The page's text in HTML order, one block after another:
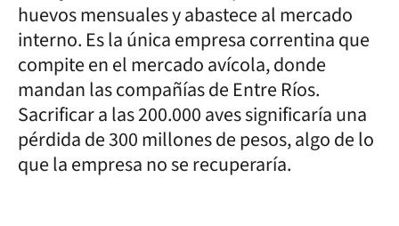
huevos mensuales y abastece al mercado
interno. Es la única empresa correntina que
compite en el mercado avícola, donde
mandan las compañías de Entre Ríos.
Sacrificar a las 200.000 aves significaría una
pérdida de 300 millones de pesos, algo de lo
que la empresa no se recuperaría.